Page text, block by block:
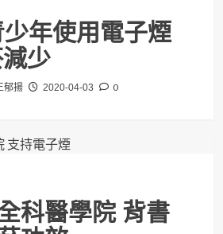
年使用電子煙
少
郁揚 2020-04-03 0
科醫學院 背書